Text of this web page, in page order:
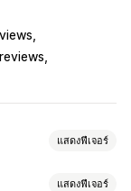
แสดงฟีเจอร์
แสดงฟีเจอร์